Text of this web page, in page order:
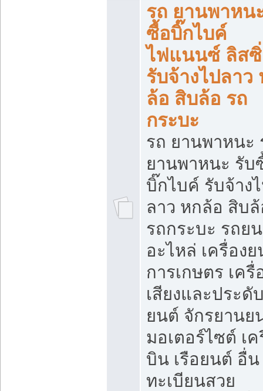
รถ ยานพาหน
ซื้อบิ๊กไบค์
ไฟแนนซ์ ลิส
รับจ้างไปลาว
ล้อ สิบล้อ รถ
กระบะ
รถ ยานพาหนะ
ยานพาหนะ รับ
บิ๊กไบค์ รับจ้าง
ลาว หกล้อ สิบ
รถกระบะ รถย
อะไหล่ เครื่อง
การเกษตร เครื่
เสียงและประดั
ยนต์ จักรยานย
มอเตอร์ไซต์ เค
บิน เรือยนต์ อื่น
ทะเบียนสวย